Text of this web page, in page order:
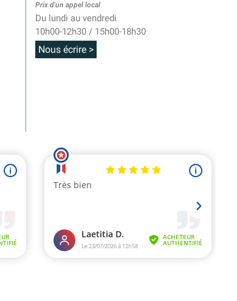
Prix d'un appel local
Du lundi au vendredi
10h00-12h30 / 15h00-18h30
Nous écrire >